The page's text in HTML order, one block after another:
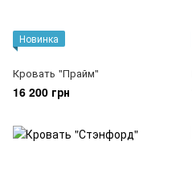
Новинка
Кровать "Прайм"
16 200 грн